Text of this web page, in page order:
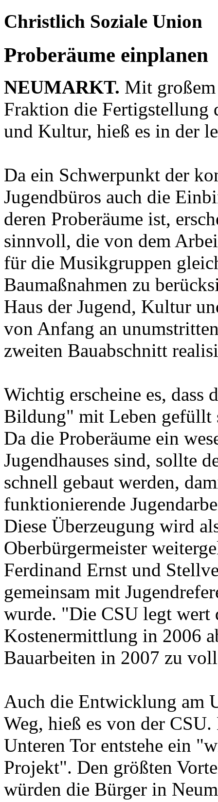
Christlich Soziale Union
Proberäume einplanen
NEUMARKT. Mit
Fraktion die Fertigstellung
und Kultur, hieß es in der
Da ein Schwerpunkt der
Jugendbüros auch die
deren Proberäume ist,
sinnvoll, die von dem
für die Musikgruppen
Baumaßnahmen zu
Haus der Jugend, Kultur
von Anfang an
zweiten Bauabschnitt
Wichtig erscheine es, dass
Bildung" mit Leben gefüllt
Da die Proberäume ein
Jugendhauses sind, sollte
schnell gebaut werden,
funktionierende
Diese Überzeugung wird
Oberbürgermeister
Ferdinand Ernst und
gemeinsam mit
wurde. "Die CSU legt wert
Kostenermittlung in 2006
Bauarbeiten in 2007 zu
Auch die Entwicklung am
Weg, hieß es von der
Unteren Tor entstehe ein
Projekt". Den größten
würden die Bürger in